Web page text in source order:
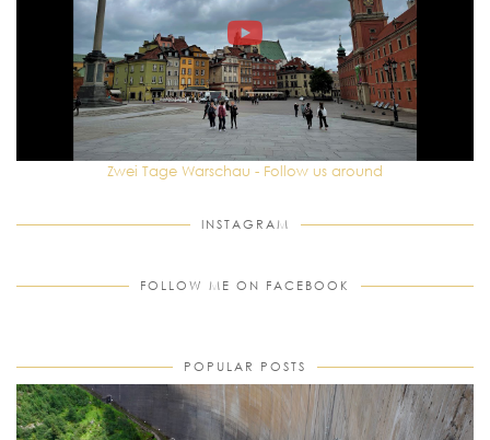
Zwei Tage Warschau - Follow us around
INSTAGRAM
FOLLOW ME ON FACEBOOK
POPULAR POSTS